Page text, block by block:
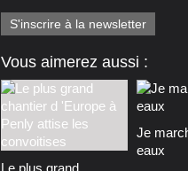
S'inscrire à la newsletter
Vous aimerez aussi :
Je
eaux